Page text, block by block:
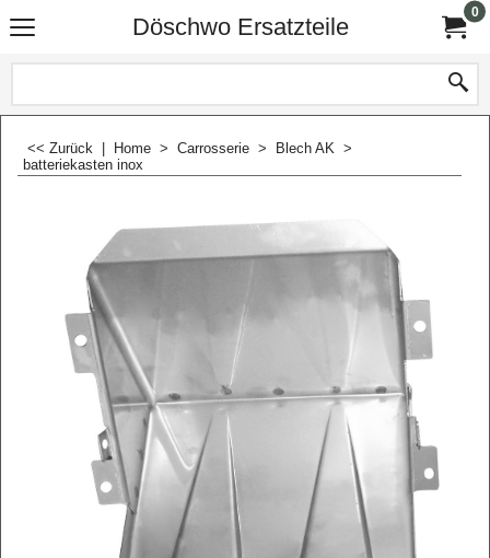
Döschwo Ersatzteile
0
<< Zurück Home > Carrosserie > Blech AK >
batteriekasten inox